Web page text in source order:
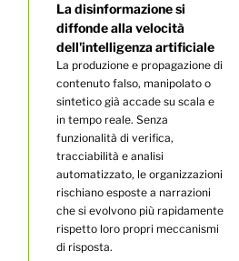
La disinformazione si
diffonde alla velocità
dell'intelligenza artificiale
La produzione e propagazione di
contenutofalso, manipolatoo
sinteticogiàaccadesuscalae
intempo reale.Senza
funzionalitàdiverifica,
tracciabilitàeanalisi
automatizzato, leorganizzazioni
rischianoespostea narrazioni
chesi evolvono più rapidamente
rispetto loro propri meccanismi
di risposta.